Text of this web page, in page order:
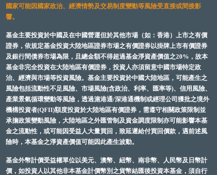
國家可能因國家政治、經濟情勢及交易制度變動等風險受直接或間接影
響。
基金主要投資於中國及在中國營運但於其他市場（如：香港）上市之有價
證券，依規定基金投資大陸地區證券市場之有價證券以掛牌上市有價證券
及銀行間債券市場為限，且總金額不得超過基金淨資產價值之20%，故本
基金非完全投資在大陸地區有價證券，投資人亦須留意中國市場特定政
治、經濟與市場等投資風險。基金主要投資於中國大陸地區，可能產生之
風險包括流動性不足風險、市場風險(含政治、利率、匯率等)、信用風險、
產業景氣循環變動等風險，透過滬港通/深港通機制或經理公司獲批之境外
機構投資者(QFII)額度投資於大陸地區有價證券，需遵守相關政策限制並
承擔政策變動風險，大陸地區之外匯管制及資金調度限制亦可能影響本基
金之流動性，或可能因受益人大量買回，致延遲給付買回價款，遇前述風
險時，本基金之淨資產價值可能因此產生波動。
基金外幣計價受益權單位以美元、澳幣、紐幣、南非幣、人民幣及日幣計
價，如投資人以其他非本基金計價幣別之貨幣結匯後投資本基金，須自行